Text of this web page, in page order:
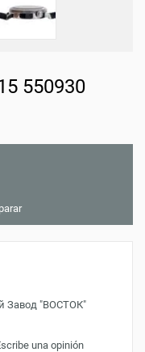
550930
Завод "ВОСТОК"
una opinión